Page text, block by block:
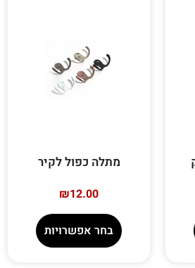
מתלה כפול לקיר
₪12.00
בחר אפשרויות